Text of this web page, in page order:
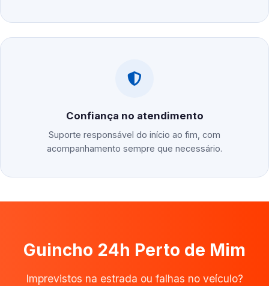
Confiança no atendimento
Suporte responsável do início ao fim, com
acompanhamento sempre que necessário.
Guincho 24h Perto de Mim
Imprevistos na estrada ou falhas no veículo?